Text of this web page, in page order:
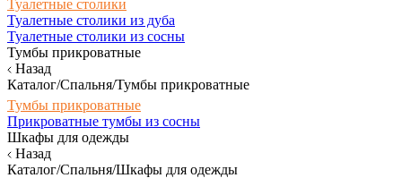
Туалетные столики
Туалетные столики из дуба
Туалетные столики из сосны
Тумбы прикроватные
Назад
Каталог/Спальня/Тумбы прикроватные
Тумбы прикроватные
Прикроватные тумбы из сосны
Шкафы для одежды
Назад
Каталог/Спальня/Шкафы для одежды